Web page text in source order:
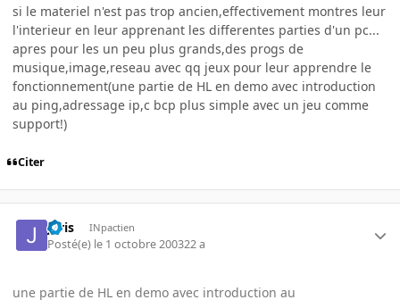
si le materiel n'est pas trop ancien,effectivement montres leur
l'interieur en leur apprenant les differentes parties d'un pc...
apres pour les un peu plus grands,des progs de
musique,image,reseau avec qq jeux pour leur apprendre le
fonctionnement(une partie de HL en demo avec introduction
au ping,adressage ip,c bcp plus simple avec un jeu comme
support!)
Citer
joris INpactien
Posté(e) le 1 octobre 200322 a
une partie de HL en demo avec introduction au